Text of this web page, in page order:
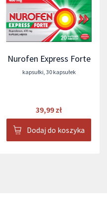
Nurofen Express Forte
kapsułki 30 kapsułek
39,99 zł
Dodaj do koszyka